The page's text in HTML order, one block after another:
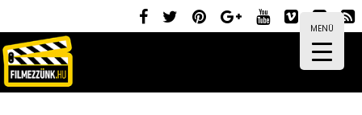
MENÜ